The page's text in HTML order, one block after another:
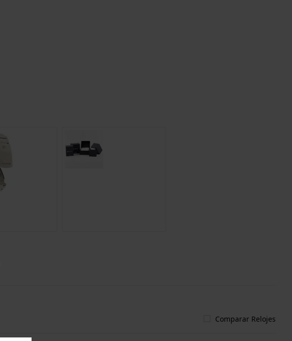
Comparar Relojes